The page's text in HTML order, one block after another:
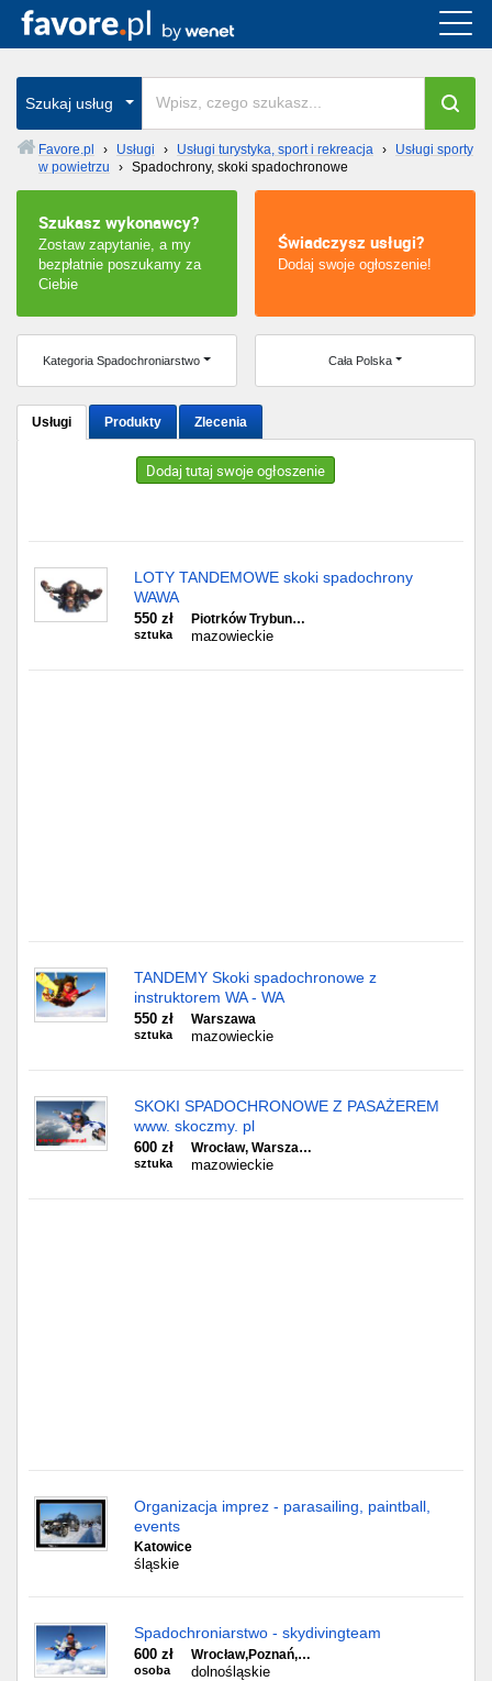
Szukaj usług
Favore.pl › Usługi › Usługi turystyka, sport i rekreacja ›
Usługi sporty
w powietrzu
› Spadochrony, skoki spadochronowe
Szukasz wykonawcy?
Zostaw zapytanie, a my
bezpłatnie poszukamy za
Ciebie
Świadczysz usługi?
Dodaj swoje ogłoszenie!
Kategoria Spadochroniarstwo Cała Polska
Usługi Produkty Zlecenia
Dodaj tutaj swoje ogłoszenie
LOTY TANDEMOWE skoki spadochrony
WAWA
550 zł
sztuka
Piotrków Trybun…
mazowieckie
TANDEMY Skoki spadochronowe z
instruktorem WA - WA
550 zł
sztuka
Warszawa
mazowieckie
SKOKI SPADOCHRONOWE Z PASAŻEREM
www. skoczmy. pl
600 zł
sztuka
Wrocław, Warsza…
mazowieckie
Organizacja imprez - parasailing, paintball,
events
Katowice
śląskie
Spadochroniarstwo - skydivingteam
600 zł
osoba
Wrocław,Poznań,…
dolnośląskie
Cała Polska
wszystkie w całym kraju
Wrocław
Kraków
Poznań
Łódź
Katowice
Chorzów
Częstochowa
Olsztyn
Sosnowiec